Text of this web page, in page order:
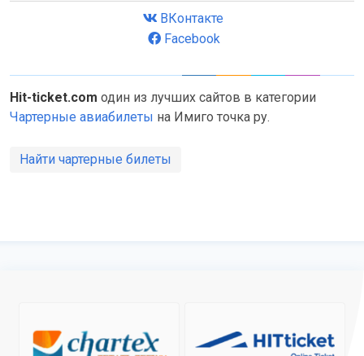
ВКонтакте
Facebook
Hit-ticket.com один из лучших сайтов в категории
Чартерные авиабилеты на Имиго точка ру.
Найти чартерные билеты